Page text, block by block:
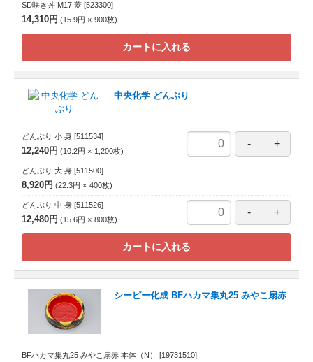
SD咲き丼 M17 蓋 [523300]
14,310円 15.9円 900枚
カートに入れる
中央化学 どんぶり
どんぶり 小 身 [511534]
12,240円 10.2円 1,200枚
どんぶり 大 身 [511500]
8,920円 22.3円 400枚
どんぶり 中 身 [511526]
12,480円 15.6円 800枚
カートに入れる
シーピー化成 BFハカマ集丸25 みやこ扇赤
BFハカマ集丸25 みやこ扇赤 本体（N） [19731510]